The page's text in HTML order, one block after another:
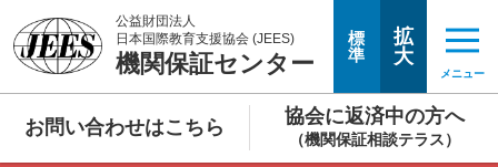
公益財団法人
日本国際教育支援協会 (JEES)
機関保証センター
標
準
拡
大
メニュー
お問い合わせはこちら 協会に返済中の方へ
（機関保証相談テラス）